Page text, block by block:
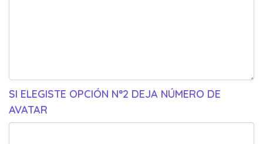
SI ELEGISTE OPCIÓN N°2 DEJA NÚMERO DE
AVATAR